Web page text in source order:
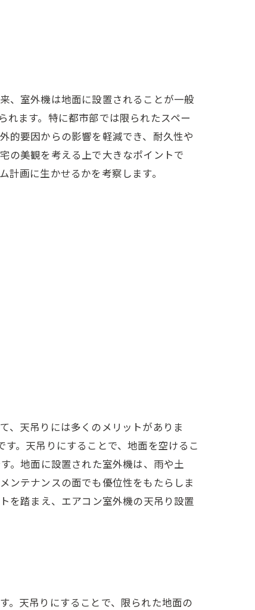
、室外機は地面に設置されることが一般
ます。特に都市部では限られたスペー
的要因からの影響を軽減でき、耐久性や
の美観を考える上で大きなポイントで
画に生かせるかを考察します。
、天吊りには多くのメリットがありま
。天吊りにすることで、地面を空けるこ
。地面に設置された室外機は、雨や土
ンテナンスの面でも優位性をもたらしま
を踏まえ、エアコン室外機の天吊り設置
。天吊りにすることで、限られた地面の